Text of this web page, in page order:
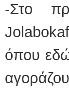
-Στο
όπου